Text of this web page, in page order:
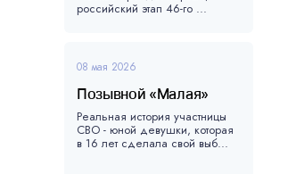
российский этап 46-го ...
08 мая 2026
Позывной «Малая»
Реальная история участницы
СВО - юной девушки, которая
в 16 лет сделала свой выб...